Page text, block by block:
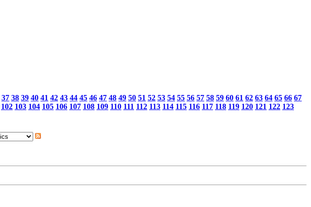
37 38 39 40 41 42 43 44 45 46 47 48 49 50 51 52 53 54 55 56 57 58 59 60 61 62 63 64 65 66 67
102 103 104 105 106 107 108 109 110 111 112 113 114 115 116 117 118 119 120 121 122 123